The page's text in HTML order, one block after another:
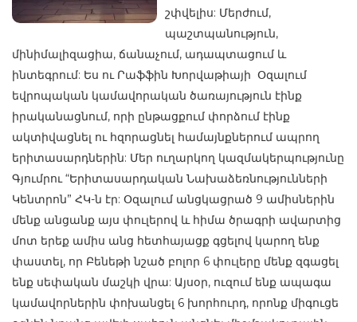
շփվելիս: Մերժում,
պաշտպանություն,
մինիմալիզացիա, ճանաչում, ադապտացում և
ինտեգրում: Ես ու Րաֆֆին Խորվաթիայի Օզալում
եվրոպական կամավորական ծառայություն էինք
իրականացնում, որի ընթացքում փորձում էինք
ակտիվացնել ու հզորացնել համայնքներում ապրող
երիտասարդներին: Մեր ուղարկող կազմակերպությունը
Գյումրու “Երիտասարդական Նախաձեռնությունների
Կենտրոն” ՀԿ-ն էր: Օզալում անցկացրած 9 ամիսներին
մենք անցանք այս փուլերով և հիմա ծրագրի ավարտից
մոտ երեք ամիս անց հետհայացք գցելով կարող ենք
փաստել, որ Բենեթի նշած բոլոր 6 փուլերը մենք զգացել
ենք սեփական մաշկի վրա: Այսօր, ուզում ենք ապագա
կամավորներին փոխանցել 6 խորհուրդ, որոնք միգուցե